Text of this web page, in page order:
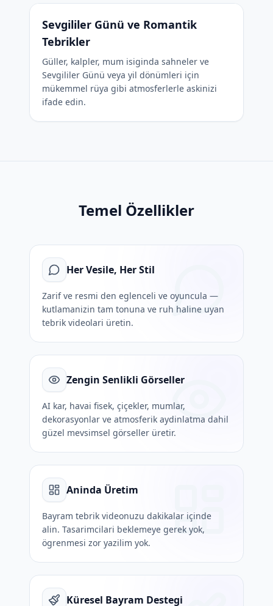
Sevgililer Günü ve Romantik
Tebrikler
Güller, kalpler, mum isiginda sahneler ve
Sevgililer Günü veya yil dönümleri için
mükemmel rüya gibi atmosferlerle askinizi
ifade edin.
Temel Özellikler
Her Vesile, Her Stil
Zarif ve resmi den eglenceli ve oyuncula —
kutlamanizin tam tonuna ve ruh haline uyan
tebrik videolari üretin.
Zengin Senlikli Görseller
AI kar, havai fisek, çiçekler, mumlar,
dekorasyonlar ve atmosferik aydinlatma dahil
güzel mevsimsel görseller üretir.
Aninda Üretim
Bayram tebrik videonuzu dakikalar içinde
alin. Tasarimcilari beklemeye gerek yok,
ögrenmesi zor yazilim yok.
Küresel Bayram Destegi